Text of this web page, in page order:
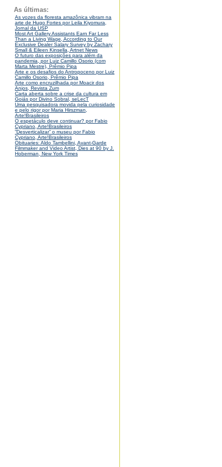
As últimas:
As vozes da floresta amazônica vibram na
arte de Hugo Fortes por Leila Kiyomura,
Jornal da USP
Most Art Gallery Assistants Earn Far Less
Than a Living Wage, According to Our
Exclusive Dealer Salary Survey by Zachary
Small & Eileen Kinsella, Artnet News
O futuro das exposições para além da
pandemia, por Luiz Camillo Osorio (com
Marta Mestre), Prêmio Pipa
Arte e os desafios do Antropoceno por Luiz
Camillo Osorio, Prêmio Pipa
Arte como encruzilhada por Moacir dos
Anjos, Revista Zum
Carta aberta sobre a crise da cultura em
Goiás por Divino Sobral, seLecT
Uma pesquisadora movida pela curiosidade
e pelo rigor por Maria Hirszman,
Arte!Brasileiros
O espetáculo deve continuar? por Fabio
Cypriano, Arte!Brasileiros
“Desverticalizar” o museu por Fabio
Cypriano, Arte!Brasileiros
Obituaries: Aldo Tambellini, Avant-Garde
Filmmaker and Video Artist, Dies at 90 by J.
Hoberman, New York Times